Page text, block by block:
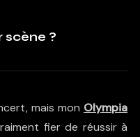
scène ?
mais mon Olympia
fier de réussir à